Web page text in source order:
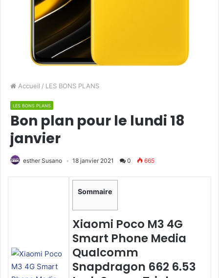
Accueil / LES BONS PLANS
LES BONS PLANS
Bon plan pour le lundi 18
janvier
esther Susano 18 janvier 2021 0 665
Sommaire
Xiaomi Poco M3 4G
Smart Phone Media
Qualcomm
Snapdragon 662 6.53